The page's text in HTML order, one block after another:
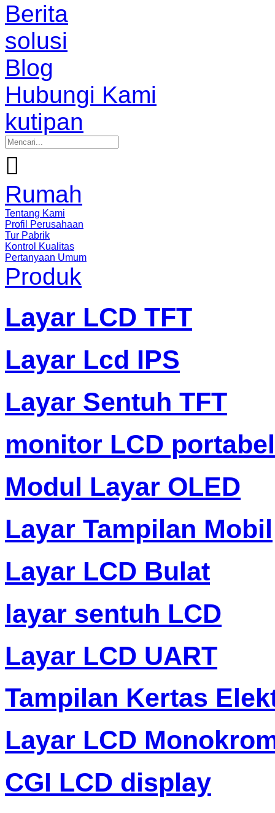
Berita
solusi
Blog
Hubungi Kami
kutipan

Rumah
Tentang Kami
Profil Perusahaan
Tur Pabrik
Kontrol Kualitas
Pertanyaan Umum
Produk
Layar LCD TFT
Layar Lcd IPS
Layar Sentuh TFT
monitor LCD portabel
Modul Layar OLED
Layar Tampilan Mobil
Layar LCD Bulat
layar sentuh LCD
Layar LCD UART
Tampilan Kertas
Layar LCD
CGI LCD display